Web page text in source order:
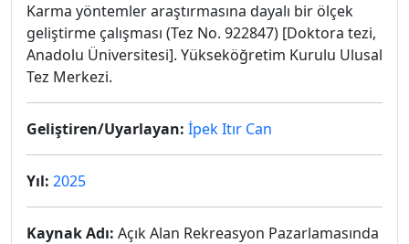
Karma yöntemler araştırmasına dayalı bir ölçek
geliştirme çalışması (Tez No. 922847) [Doktora tezi,
Anadolu Üniversitesi]. Yükseköğretim Kurulu Ulusal
Tez Merkezi.
Geliştiren/Uyarlayan: İpek Itır Can
Yıl: 2025
Kaynak Adı: Açık Alan Rekreasyon Pazarlamasında